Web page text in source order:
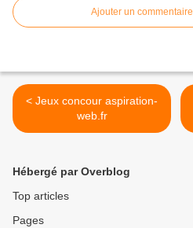
Ajouter un commentaire
< Jeux concour aspiration-
web.fr
Hébergé par Overblog
Top articles
Pages